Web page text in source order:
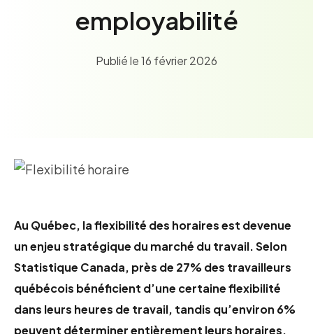
Service à la clientèle
Gestion des stocks
Thématiques
Employabilité renforcée
Équilibre travail-vie personnelle
Inclusion et intégration
Leadership et gestion
Apprentissage par l’action
employabilité
Publié le 16 février 2026
Au Québec, la flexibilité des horaires est devenue
un enjeu stratégique du marché du travail. Selon
Statistique Canada, près de 27% des travailleurs
québécois bénéficient d’une certaine flexibilité
dans leurs heures de travail, tandis qu’environ 6%
peuvent déterminer entièrement leurs horaires.